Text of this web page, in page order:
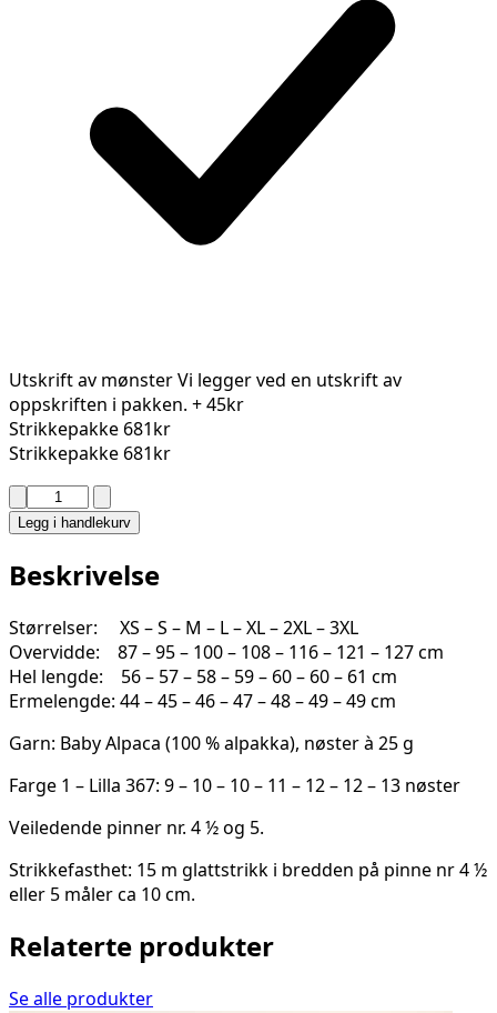
Utskrift av mønsterVi legger ved en utskrift av
oppskriften i pakken. + 45kr
Strikkepakke 681kr
Strikkepakke 681kr
ELODIE
GENSER
2-
2
antall
Legg i handlekurv
Beskrivelse
Størrelser: XS – S – M – L – XL – 2XL – 3XL
Overvidde: 87 – 95 – 100 – 108 – 116 – 121 – 127 cm
Hel lengde: 56 – 57 – 58 – 59 – 60 – 60 – 61 cm
Ermelengde: 44 – 45 – 46 – 47 – 48 – 49 – 49 cm
Garn: Baby Alpaca (100 % alpakka), nøster à 25 g
Farge 1 – Lilla 367: 9 – 10 – 10 – 11 – 12 – 12 – 13 nøster
Veiledende pinner nr. 4 ½ og 5.
Strikkefasthet: 15 m glattstrikk i bredden på pinne nr 4 ½
eller 5 måler ca 10 cm.
Relaterte produkter
Se alle produkter